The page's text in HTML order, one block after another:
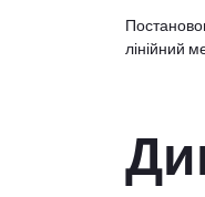
лінійний